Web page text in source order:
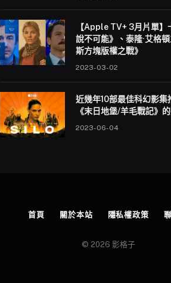
【Apple TV+ 3月片單】
說不可能》、泰隆·艾格
斯方塊版權之戰》
2023-03-02
近幾年10部最佳科幻影集
《末日地堡/羊毛戰記》
2023-06-04
首頁 關於本站 隱私權政策
© 2026 影格子